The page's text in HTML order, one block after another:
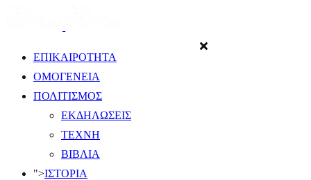
ΕΠΙΚΑΙΡΟΤΗΤΑ
ΟΜΟΓΕΝΕΙΑ
ΠΟΛΙΤΙΣΜΟΣ
ΕΚΔΗΛΩΣΕΙΣ
ΤΕΧΝΗ
ΒΙΒΛΙΑ
">ΙΣΤΟΡΙΑ